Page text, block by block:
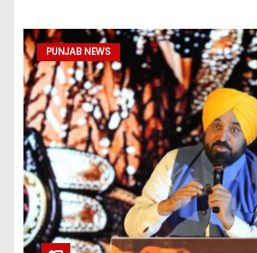
PUNJAB NEWS